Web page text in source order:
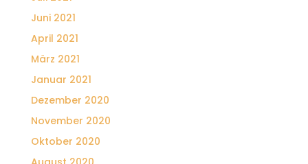
Juni 2021
April 2021
März 2021
Januar 2021
Dezember 2020
November 2020
Oktober 2020